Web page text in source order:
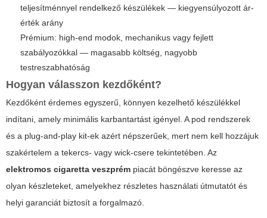
teljesítménnyel rendelkező készülékek — kiegyensúlyozott ár-
érték arány
Prémium: high-end modok, mechanikus vagy fejlett
szabályozókkal — magasabb költség, nagyobb
testreszabhatóság
Hogyan válasszon kezdőként?
Kezdőként érdemes egyszerű, könnyen kezelhető készülékkel
indítani, amely minimális karbantartást igényel. A pod rendszerek
és a plug-and-play kit-ek azért népszerűek, mert nem kell hozzájuk
szakértelem a tekercs- vagy wick-csere tekintetében. Az
elektromos cigaretta veszprém piacát böngészve keresse az
olyan készleteket, amelyekhez részletes használati útmutatót és
helyi garanciát biztosít a forgalmazó.